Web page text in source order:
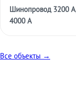
Шинопровод 3200
4000 А
Все объекты →